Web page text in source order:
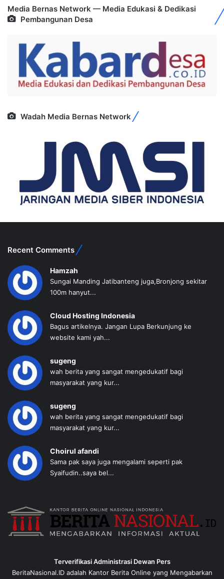
Media Bernas Network — Media Edukasi & Dedikasi
Pembangunan Desa
Wadah Media Bernas Network
Recent Comments
Hamzah
Sungai Manding Jatibanteng juga,Bronjong sekitar
100m hanyut...
Cloud Hosting Indonesia
Bagus artikelnya. Jangan Lupa Berkunjung ke
website kami yah...
sugeng
wah berita yang sangat mengedukatif bagi
masyarakat yang kur...
sugeng
wah berita yang sangat mengedukatif bagi
masyarakat yang kur...
Choirul afandi
Sama pak saya juga mengalami seperti pak
Syaifudin..saya bel...
Terverifikasi Administrasi Dewan Pers
BeritaNasional.ID adalah Kantor Berita Online yang Mengabarkan